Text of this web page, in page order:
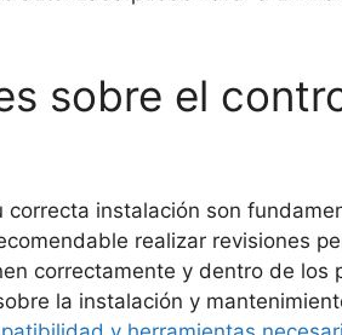
sobre el
instalación son
realizar revisiones
correctamente y dentro de los
la instalación y